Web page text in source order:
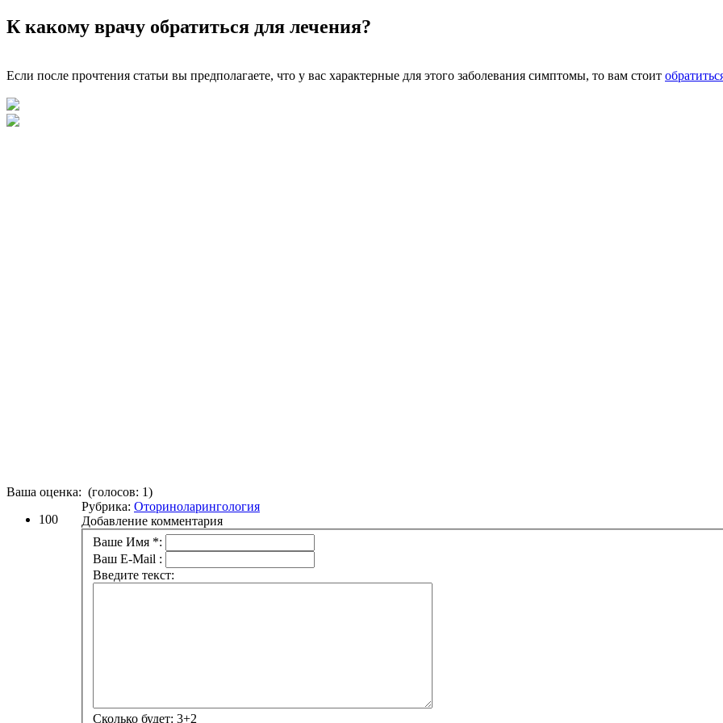
К какому врачу обратиться для лечения?
Если после прочтения статьи вы предполагаете, что у вас характерные для этого заболевания симптомы, то вам стоит
Ваша оценка:
100
(голосов: 1)
Рубрика: Оториноларингология
Добавление комментария
Ваше Имя *:
Ваш E-Mail :
Введите текст:
Сколько будет: 3+2